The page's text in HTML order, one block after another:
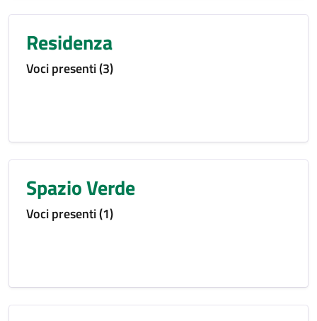
Residenza
Voci presenti (3)
Spazio Verde
Voci presenti (1)